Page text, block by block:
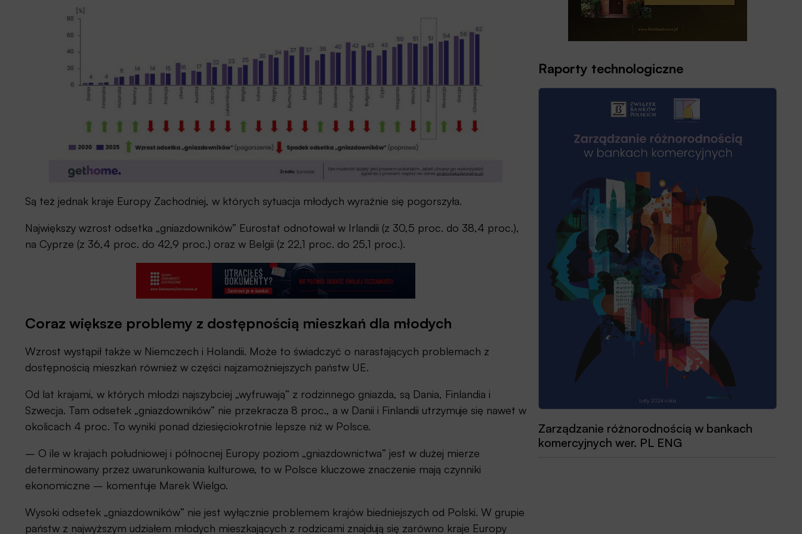
Są też jednak kraje Europy Zachodniej, w których sytuacja młodych wyraźnie się pogorszyła.
Największy wzrost odsetka „gniazdowników” Eurostat odnotował w Irlandii (z 30,5 proc. do 38,4 proc.),
na Cyprze (z 36,4 proc. do 42,9 proc.) oraz w Belgii (z 22,1 proc. do 25,1 proc.).
Coraz większe problemy z dostępnością mieszkań dla młodych
Wzrost wystąpił także w Niemczech i Holandii. Może to świadczyć o narastających problemach z
dostępnością mieszkań również w części najzamożniejszych państw UE.
Od lat krajami, w których młodzi najszybciej „wyfruwają” z rodzinnego gniazda, są Dania, Finlandia i
Szwecja. Tam odsetek „gniazdowników” nie przekracza 8 proc., a w Danii i Finlandii utrzymuje się nawet w
okolicach 4 proc. To wyniki ponad dziesięciokrotnie lepsze niż w Polsce.
– O ile w krajach południowej i północnej Europy poziom „gniazdownictwa” jest w dużej mierze
determinowany przez uwarunkowania kulturowe, to w Polsce kluczowe znaczenie mają czynniki
ekonomiczne – komentuje Marek Wielgo.
Wysoki odsetek „gniazdowników” nie jest wyłącznie problemem krajów biedniejszych od Polski. W grupie
państw z najwyższym udziałem młodych mieszkających z rodzicami znajdują się zarówno kraje Europy
Raporty technologiczne
Zarządzanie różnorodnością w bankach
komercyjnych wer. PL ENG
Przewodnik dobrych praktyk 2025